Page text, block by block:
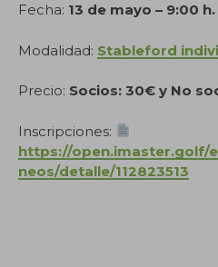
Fecha: 13 de mayo – 9:00 h.
Modalidad: Stableford
Precio: Socios: 30€ y No
Inscripciones:
https://open.imaster.golf/
neos/detalle/112823513